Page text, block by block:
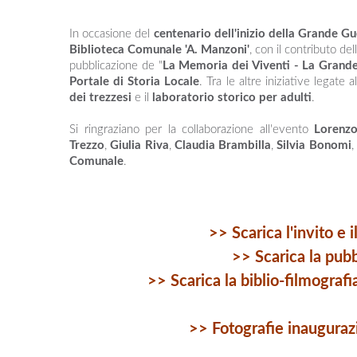
In occasione del centenario dell'inizio della Grande
Biblioteca Comunale 'A. Manzoni', con il contributo
pubblicazione de " La Memoria dei Viventi - La
Portale di Storia Locale. Tra le altre iniziative legate
dei trezzesi e il laboratorio storico per adulti.
Si ringraziano per la collaborazione all'evento
Trezzo,Giulia Riva, Claudia Brambilla,Silvia Bonomi,
Comunale.
>> Scarica l'invito e
>> Scarica la
>> Scarica la biblio-
>> Fotografie